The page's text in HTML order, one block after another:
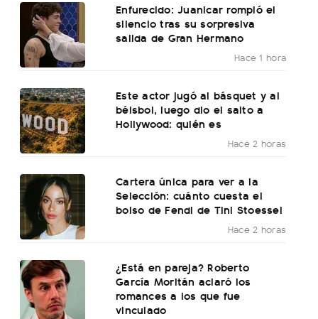
Enfurecido: Juanicar rompió el
silencio tras su sorpresiva
salida de Gran Hermano
Hace 1 hora
Este actor jugó al básquet y al
béisbol, luego dio el salto a
Hollywood: quién es
Hace 2 horas
Cartera única para ver a la
Selección: cuánto cuesta el
bolso de Fendi de Tini Stoessel
Hace 2 horas
¿Está en pareja? Roberto
García Moritán aclaró los
romances a los que fue
vinculado